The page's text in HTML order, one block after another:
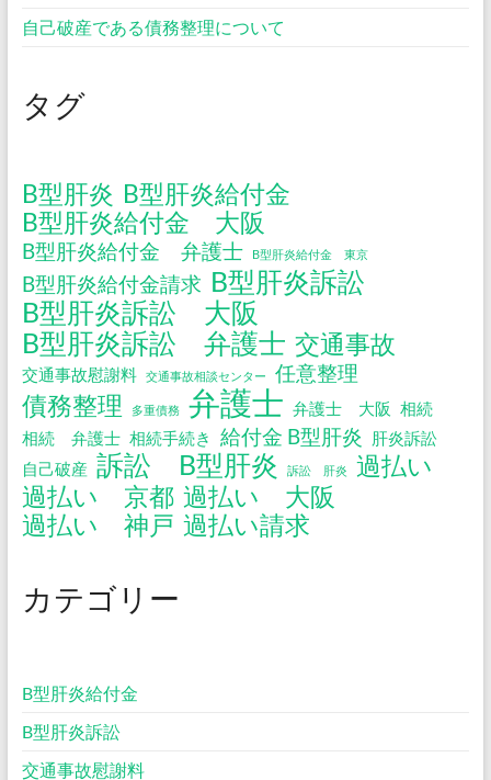
自己破産である債務整理について
タグ
B型肝炎 B型肝炎給付金
B型肝炎給付金 大阪
B型肝炎給付金 弁護士 B型肝炎給付金 東京
B型肝炎給付金請求 B型肝炎訴訟
B型肝炎訴訟 大阪
B型肝炎訴訟 弁護士 交通事故
交通事故慰謝料 交通事故相談センター 任意整理
債務整理 多重債務 弁護士 弁護士 大阪 相続
相続 弁護士 相続手続き 給付金 B型肝炎 肝炎訴訟
自己破産 訴訟 B型肝炎 訴訟 肝炎
過払い
過払い 京都 過払い 大阪
過払い 神戸 過払い請求
カテゴリー
B型肝炎給付金
B型肝炎訴訟
交通事故慰謝料